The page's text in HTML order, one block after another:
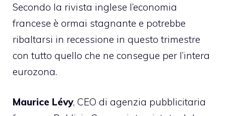
Secondo la rivista inglese l’economia
francese è ormai stagnante e potrebbe
ribaltarsi in recessione in questo trimestre
con tutto quello che ne consegue per l’intera
eurozona.
Maurice Lévy, CEO di agenzia pubblicitaria